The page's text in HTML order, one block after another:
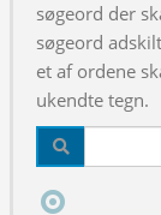
søgeord der
søgeord
et af ordene
ukendte tegn.